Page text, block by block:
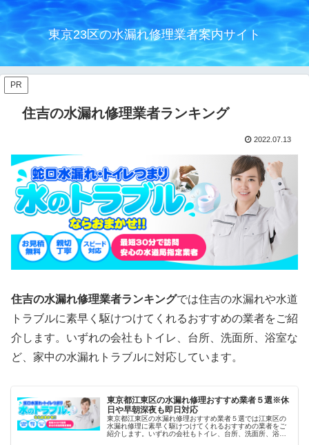
東京23区の水漏れ修理業者案内サイト
PR
住吉の水漏れ修理業者ランキング
2022.07.13
住吉の水漏れ修理業者ランキングでは住吉の水漏れや水道
トラブルに素早く駆けつけてくれるおすすめの業者をご紹
介します。いずれの会社もトイレ、台所、洗面所、浴室な
ど、家中の水漏れトラブルに対応しています。
東京都江東区の水漏れ修理おすすめ業者５選※休
日や早朝深夜も即日対応
東京都江東区の水漏れ修理おすすめ業者５選では江東区の
水漏れ修理に素早く駆けつけてくれるおすすめの業者をご
紹介します。いずれの会社もトイレ、台所、洗面所、浴室